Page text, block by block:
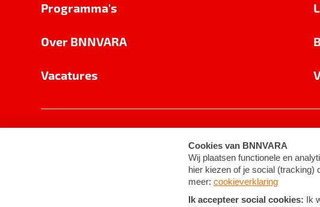
Programma's
Over BNNVARA
Vacatures
Cookie-instellingen Algemene